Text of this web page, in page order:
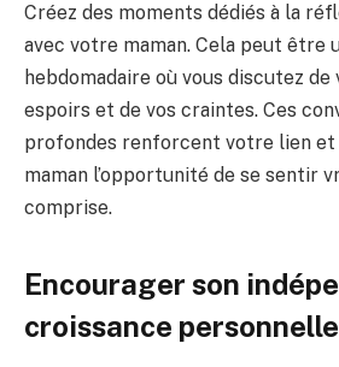
Créez des moments dédiés à la
avec votre maman. Cela peut être
hebdomadaire où vous discutez de
espoirs et de vos craintes. Ces
profondes renforcent votre lien
maman l’opportunité de se sentir
comprise.
Encourager son
croissance personnelle